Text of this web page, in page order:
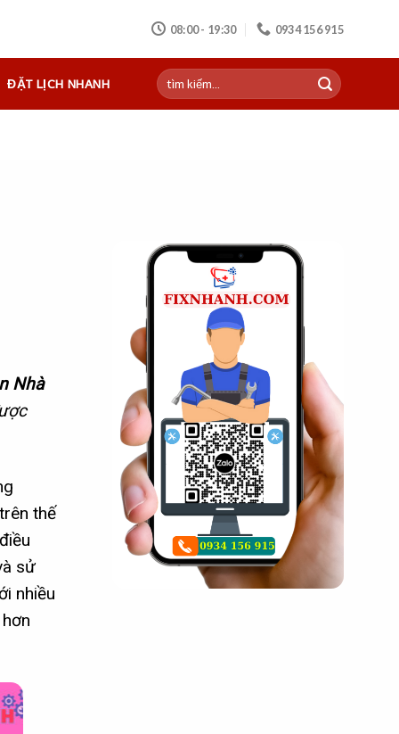
08:00 - 19:30 0934 156 915
ĐẶT LỊCH NHANH
Nhà
thế
sử
nhiều